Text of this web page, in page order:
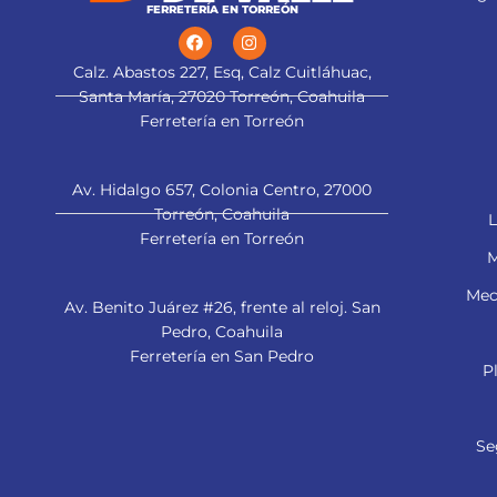
FERRETERÍA EN TORREÓN
Calz. Abastos 227, Esq, Calz Cuitláhuac,
Santa María, 27020 Torreón, Coahuila
Ferretería en Torreón
Av. Hidalgo 657, Colonia Centro, 27000
Torreón, Coahuila
Ferretería en Torreón
Av. Benito Juárez #26, frente al reloj. San
Pedro, Coahuila
Ferretería en San Pedro